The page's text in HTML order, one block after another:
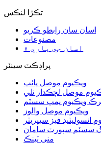
تڪڙا لنڪس
اسان سان رابطو ڪريو
مصنوعات
اسان جي باري ۾
پراڊڪٽ سينٽر
ويڪيوم موصل پائپ
موصل لچڪدار نلي
ويڪيوم پمپ سسٽم
ويڪيوم موصل والوز
انسوليٽيڊ فيز سيپريٽر
سسٽم سپورٽ سامان
مني ٽينڪ